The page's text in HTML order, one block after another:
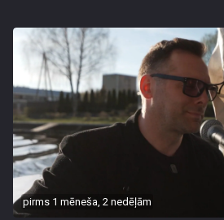
pirms 1 mēneša, 2 nedēļām